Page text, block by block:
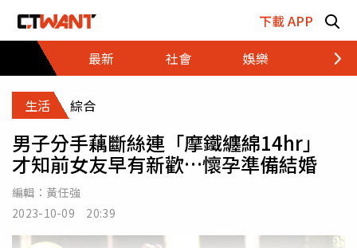
下載 APP
最新
社會 娛樂 財經
生活 綜合
男子分手藕斷絲連「摩鐵纏綿14hr」
才知前女友早有新歡…懷孕準備結婚
編輯： 黃任強
2023-10-09 20:39